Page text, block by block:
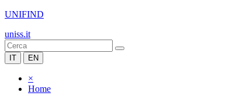
UNIFIND
uniss.it
IT EN
×
Home